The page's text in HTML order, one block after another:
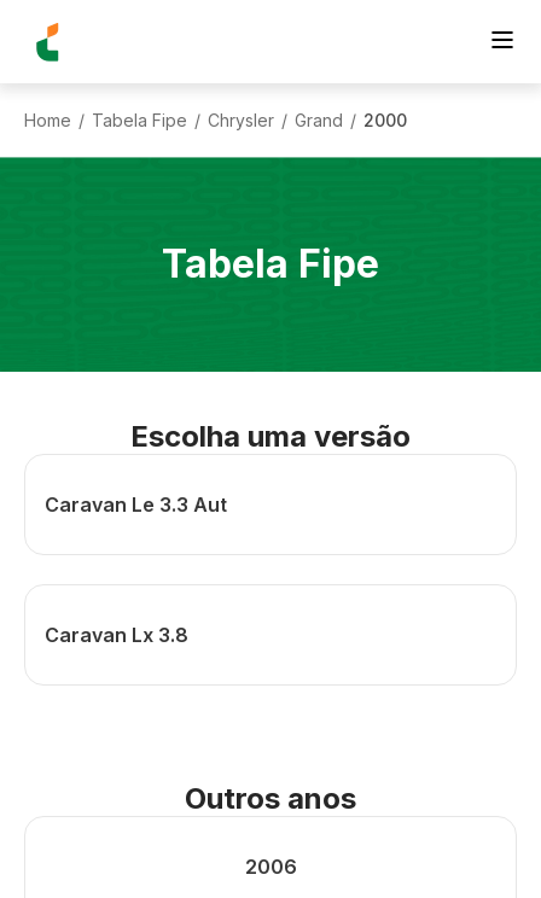
Home / Tabela Fipe / Chrysler / Grand / 2000
Tabela Fipe
Escolha uma versão
Caravan Le 3.3 Aut
Caravan Lx 3.8
Outros anos
2006